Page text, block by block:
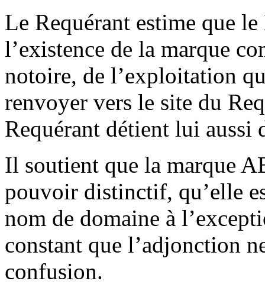
Le Requérant estime que
l’existence de la marque
notoire, de l’exploitation
renvoyer vers le site du
Requérant détient lui aussi
Il soutient que la marque
pouvoir distinctif, qu’elle
nom de domaine à
constant que l’adjonction
confusion.